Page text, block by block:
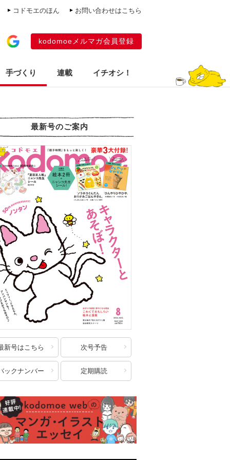
コドモエのほん お問い合わせはこちら
kodomoeメルマガ会員登録
手づくり 連載 イチオシ！
最新号のご案内
新号はこちら 次号予告
ックナンバー 定期購読